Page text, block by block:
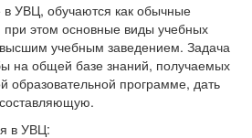
УВЦ, обучаются как обычные
этом основные виды учебных
учебным заведением. Задача
на общей базе знаний, получаемых
образовательной программе, дать
в УВЦ: